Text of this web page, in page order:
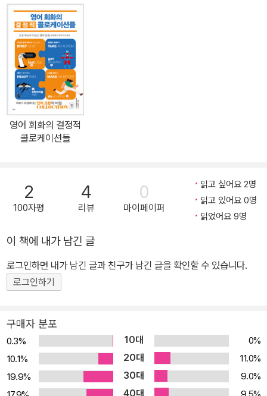
인 상황과 예문은 없습니다. 오히려 너무 현실적이어서 전율이 느껴
지죠. 게다가 설명은 왜 그리 친절하고 자세한지요. 좀 전에 본 것도
금방 잊어버리는 학습자들의 성향을 고려하여 중요한 것은 수시로 반
복하여 완전히 자기 것으로 만들게 합니다. 학원을 안 가더라도 든든
하게 공부하는 느낌, 바로 <영어 회화의 결정적 상황들>에서 찾을 수
있습니다. 세상에 많고 많은 회화책 중에 <영어 회화의 결정적 상황
들>를 해야 하는 결정적 이유들 우리가 마주할 가능성이 높은 상황과
회화 문장 추출 미드나 영화에 나오는 장면은 사실, 우리가 살면서 그
재테크 얘기도 하며, 연애 문제 때문에 걱정과 한탄도 하는 그런 실생
활에서 나오는 표현이 더 와 닿습니다. 이런 것들을 원어민과 친구가
되면 이야기하게 되고요. 이런 점을 직시해 현실감 120%인 상황과
하지?’ 궁금한 것들이 가득합니다. 배려의 끝판왕, 학습자 중심의 학
습 도구들 청취가 약한 이들을 위한 slow 버전과 natural 버전의 오
디오 파일, 어떻게든 학습자들의 입에 영어 문장이 익도록 고안된 Dri
해 저자의 열정적인 강의를 바로 들을 수 있어, 잘 안 들리고 이해 안
가는 문장 하나에도 가슴이 답답해지는 혼공자들을 위한 배려가 넘칩
니다. 모르는 걸 하나하나 알려 주는 든든한 과외 선생을 둔 기분 한국
인이 접할 만한 상황, 좋은 회화 지문으로 끝이 아닙니다. 지금까지 공
영어 회화의 결정적
콜로케이션들
2
100자평
4
리뷰
0
마이페이퍼
읽고 싶어요 2명
읽고 있어요 0명
읽었어요 9명
이 책에 내가 남긴 글
로그인하면 내가 남긴 글과 친구가 남긴 글을 확인할 수 있습니다.
로그인하기
구매자 분포
0.3% 10대
0%
10.1%
20대
11.0%
19.9%
30대
9.0%
40대